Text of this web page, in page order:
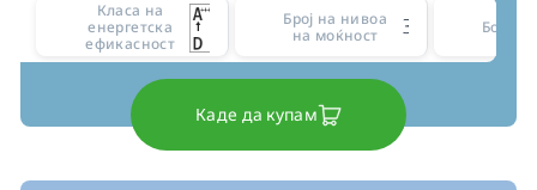
Класа на
енергетска
ефикасност
Број на нивоа
на моќност
Боја
Каде да купам